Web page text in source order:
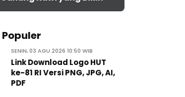
SENIN, 03 AGU 2026 10:50 WIB
Link Download Logo HUT
ke-81 RI Versi PNG, JPG, AI,
PDF